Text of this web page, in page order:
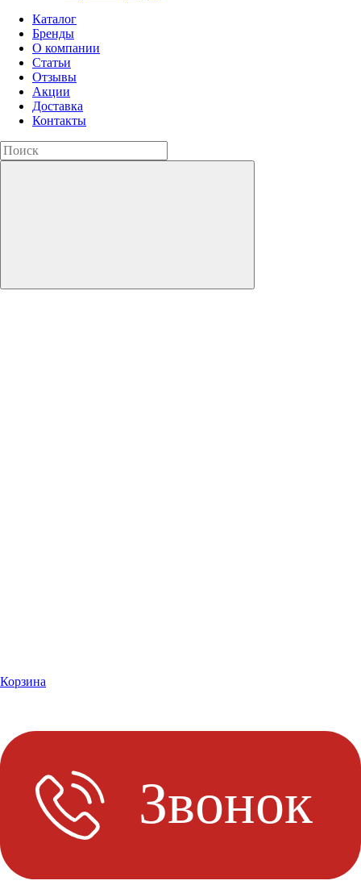
Каталог
Бренды
О компании
Статьи
Отзывы
Акции
Доставка
Контакты
Корзина